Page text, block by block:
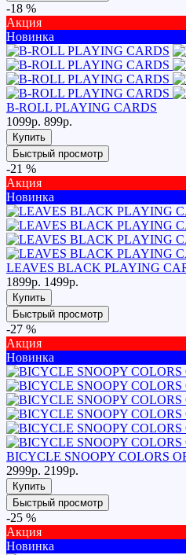
-18 %
Акция
Новинка
B-ROLL PLAYING CARDS
1099р. 899р.
Купить
Быстрый просмотр
-21 %
Акция
Новинка
LEAVES BLACK PLAYING
1899р. 1499р.
Купить
Быстрый просмотр
-27 %
Акция
Новинка
BICYCLE SNOOPY COLORS
2999р. 2199р.
Купить
Быстрый просмотр
-25 %
Акция
Новинка